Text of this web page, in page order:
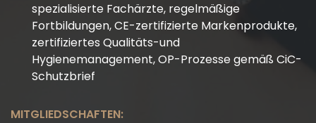
spezialisierte Fachärzte, regelmäßige
Fortbildungen, CE-zertifizierte Markenprodukte,
zertifiziertes Qualitäts-und
Hygienemanagement, OP-Prozesse gemäß CiC-
Schutzbrief
MITGLIEDSCHAFTEN: